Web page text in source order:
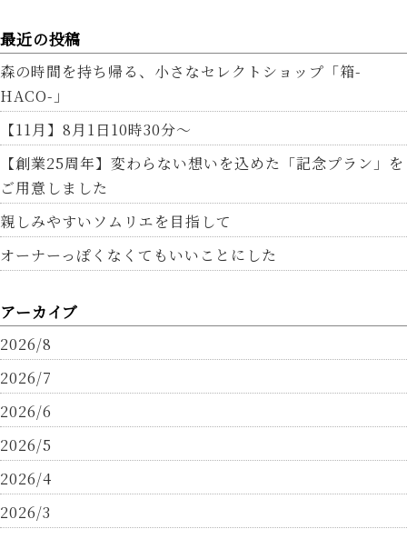
最近の投稿
森の時間を持ち帰る、小さなセレクトショップ「箱-
HACO-」
【11月】8月1日10時30分～
【創業25周年】変わらない想いを込めた「記念プラン」を
ご用意しました
親しみやすいソムリエを目指して
オーナーっぽくなくてもいいことにした
アーカイブ
2026/8
2026/7
2026/6
2026/5
2026/4
2026/3